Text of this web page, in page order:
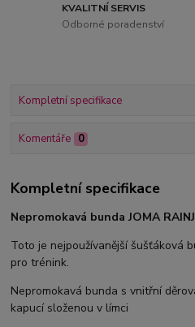
KVALITNÍ SERVIS
Odborné poradenství
Kompletní specifikace
Komentáře 0
Kompletní specifikace
Nepromokavá bunda JOMA
Toto je nejpoužívanější šušťáková
pro trénink.
Nepromokavá bunda s vnitřní
kapucí složenou v límci